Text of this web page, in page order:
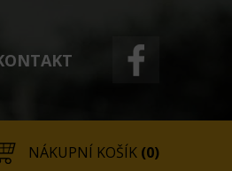
NÁKUPNÍ KOŠÍK (0)